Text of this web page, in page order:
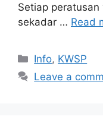
Setiap
sekadar … Read
Categories
Info, KWSP
Leave a